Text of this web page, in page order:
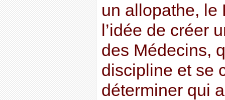
un allopathe, le
l’idée de créer
des Médecins,
discipline et se
déterminer qui